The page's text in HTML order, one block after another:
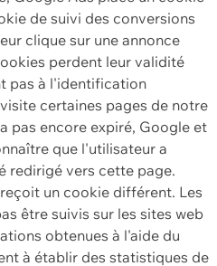
de suivi des conversions
clique sur une annonce
perdent leur validité
pas à l'identification
certaines pages de notre
pas encore expiré, Google et
que l'utilisateur a
redirigé vers cette page.
un cookie différent. Les
être suivis sur les sites web
obtenues à l'aide du
à établir des statistiques de